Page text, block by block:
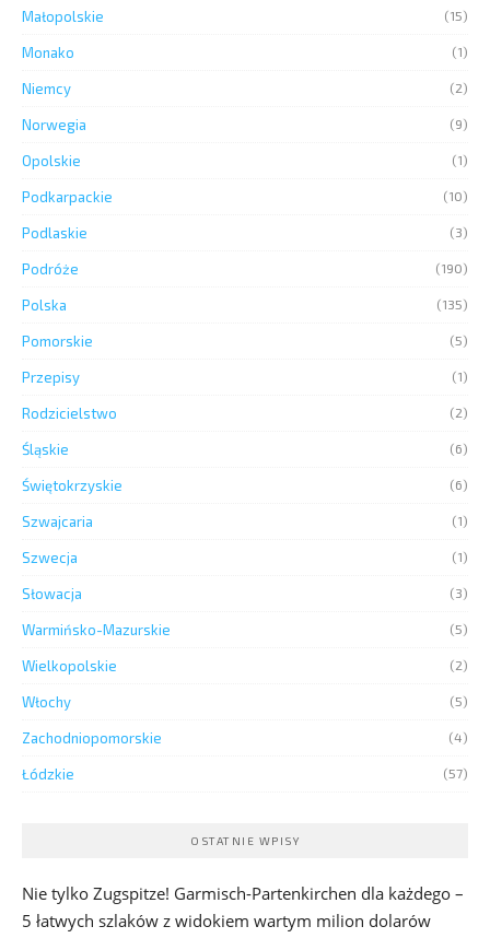
Małopolskie (15)
Monako (1)
Niemcy (2)
Norwegia (9)
Opolskie (1)
Podkarpackie (10)
Podlaskie (3)
Podróże (190)
Polska (135)
Pomorskie (5)
Przepisy (1)
Rodzicielstwo (2)
Śląskie (6)
Świętokrzyskie (6)
Szwajcaria (1)
Szwecja (1)
Słowacja (3)
Warmińsko-Mazurskie (5)
Wielkopolskie (2)
Włochy (5)
Zachodniopomorskie (4)
Łódzkie (57)
OSTATNIE WPISY
Nie tylko Zugspitze! Garmisch-Partenkirchen dla każdego –
5 łatwych szlaków z widokiem wartym milion dolarów